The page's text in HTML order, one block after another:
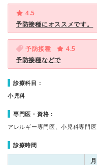
4.5
予防接種にオススメです。
予防接種
4.5
予防接種などで
診療科目：
小児科
専門医・資格：
アレルギー専門医、小児科専門医
診療時間
月